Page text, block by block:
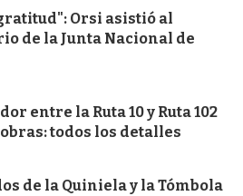
Orsi asistió al
de la Junta Nacional de
entre la Ruta 10 y Ruta 102
todos los detalles
de la Quiniela y la Tómbola